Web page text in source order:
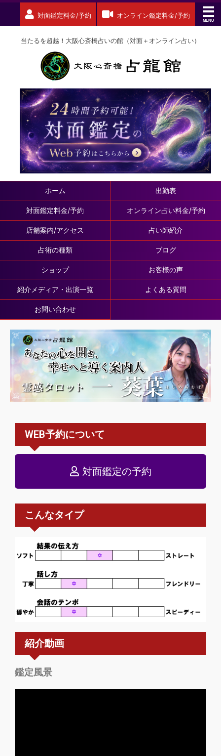
対面鑑定料金/予約 オンライン鑑定料金/予約
当たるを超越！大阪心斎橋占いの館（対面＋オンライン占い）
ホーム 出勤表
対面鑑定料金/予約 オンライン占い料金/予約
店舗案内/アクセス 占い師紹介
占術の種類 ブログ
ショップ お客様の声
紹介メディア・出演一覧 よくある質問
お問い合わせ
WEB予約について
対面鑑定の予約
こんなタイプ
紹介動画
鑑定風景